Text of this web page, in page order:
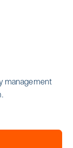
management